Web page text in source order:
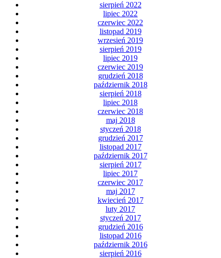
sierpień 2022
lipiec 2022
czerwiec 2022
listopad 2019
wrzesień 2019
sierpień 2019
lipiec 2019
czerwiec 2019
grudzień 2018
październik 2018
sierpień 2018
lipiec 2018
czerwiec 2018
maj 2018
styczeń 2018
grudzień 2017
listopad 2017
październik 2017
sierpień 2017
lipiec 2017
czerwiec 2017
maj 2017
kwiecień 2017
luty 2017
styczeń 2017
grudzień 2016
listopad 2016
październik 2016
sierpień 2016